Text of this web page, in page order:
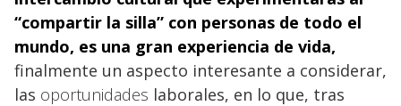
“compartir la silla” con personas de todo el
mundo, es una gran experiencia de vida,
finalmente un aspecto interesante a considerar,
las oportunidades laborales, en lo que, tras